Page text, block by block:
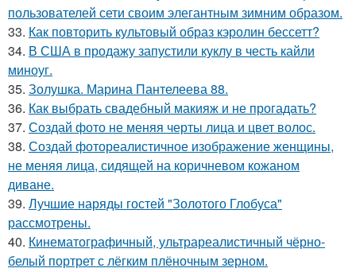
пользователей сети своим элегантным зимним образом.
33. Как повторить культовый образ кэролин бессетт?
34. В США в продажу запустили куклу в честь кайли
миноуг.
35. Золушка. Марина Пантелеева 88.
36. Как выбрать свадебный макияж и не прогадать?
37. Создай фото не меняя черты лица и цвет волос.
38. Создай фотореалистичное изображение женщины,
не меняя лица, сидящей на коричневом кожаном
диване.
39. Лучшие наряды гостей "Золотого Глобуса"
рассмотрены.
40. Кинематографичный, ультрареалистичный чёрно-
белый портрет с лёгким плёночным зерном.